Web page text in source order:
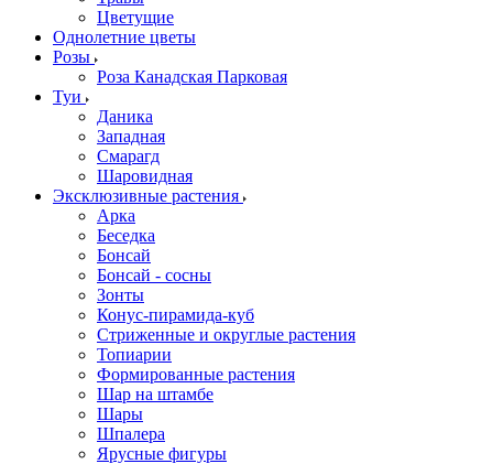
Цветущие
Однолетние цветы
Розы
Роза Канадская Парковая
Туи
Даника
Западная
Смарагд
Шаровидная
Эксклюзивные растения
Арка
Беседка
Бонсай
Бонсай - сосны
Зонты
Конус-пирамида-куб
Стриженные и округлые растения
Топиарии
Формированные растения
Шар на штамбе
Шары
Шпалера
Ярусные фигуры